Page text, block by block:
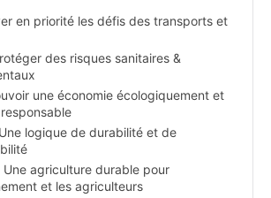
en priorité les défis des transports et
des risques sanitaires &
une économie écologiquement et
logique de durabilité et de
Une agriculture durable pour
et les agriculteurs